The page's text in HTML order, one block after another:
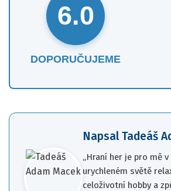
6.0
DOPORUČUJEME
NapsalTadeáš
„Hraní her je pro mě
urychleném světě
celoživotní hobby a